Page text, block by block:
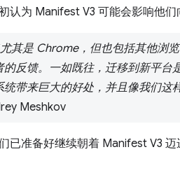
认为 Manifest V3 可能会影响他们
其是 Chrome，但也包括其他浏
反馈。一如既往，迁移到新平台
带来巨大的好处，并且像我们这
Meshkov
已准备好继续朝着 Manifest V3